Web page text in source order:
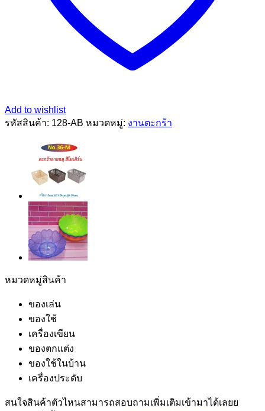
Add to wishlist
รหัสสินค้า: 128-AB หมวดหมู่: งานตะกร้า
หมวดหมู่สินค้า
ของเล่น
ของใช้
เครื่องเขียน
ของตกแต่ง
ของใช้ในบ้าน
เครื่องประดับ
สนใจสินค้าตัวไหนสามารถสอบถามเพิ่มเติมเข้ามาได้เลยย